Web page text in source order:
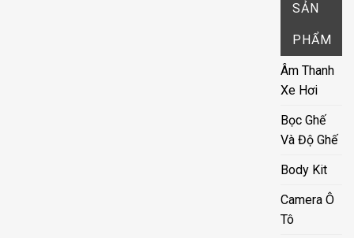
SẢN
PHẨM
Âm Thanh
Xe Hơi
Bọc Ghế
Và Độ Ghế
Body Kit
Camera Ô
Tô